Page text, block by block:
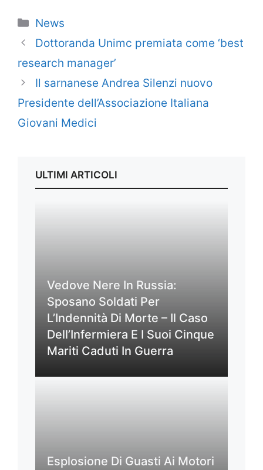
Categorie
News
Dottoranda Unimc premiata come ‘best
research manager’
Il sarnanese Andrea Silenzi nuovo
Presidente dell’Associazione Italiana
Giovani Medici
ULTIMI ARTICOLI
Vedove Nere In Russia:
Sposano Soldati Per
L’Indennità Di Morte – Il Caso
Dell’Infermiera E I Suoi Cinque
Mariti Caduti In Guerra
Esplosione Di Guasti Ai Motori